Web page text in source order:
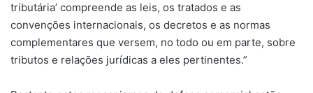
tributária’ compreende as leis, os tratados e as
convenções internacionais, os decretos e as normas
complementares que versem, no todo ou em parte, sobre
tributos e relações jurídicas a eles pertinentes.”